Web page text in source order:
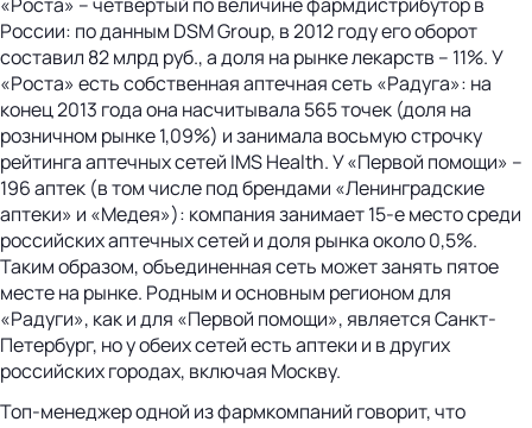
России: по данным DSM Group, в 2012 году его оборот
составил 82 млрд руб., а доля на рынке лекарств – 11%. У
«Роста» есть собственная аптечная сеть «Радуга»: на
конец 2013 года она насчитывала 565 точек (доля на
розничном рынке 1,09%) и занимала восьмую строчку
рейтинга аптечных сетей IMS Health. У «Первой помощи» –
196 аптек (в том числе под брендами «Ленинградские
аптеки» и «Медея»): компания занимает 15-е место среди
российских аптечных сетей и доля рынка около 0,5%.
Таким образом, объединенная сеть может занять пятое
месте на рынке. Родным и основным регионом для
«Радуги», как и для «Первой помощи», является Санкт-
Петербург, но у обеих сетей есть аптеки и в других
российских городах, включая Москву.
Топ-менеджер одной из фармкомпаний говорит, что